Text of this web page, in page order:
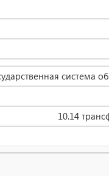
система
10.14